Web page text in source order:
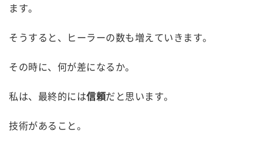
ます。
そうすると、ヒーラーの数も増えていきます。
その時に、何が差になるか。
私は、最終的には信頼だと思います。
技術があること。